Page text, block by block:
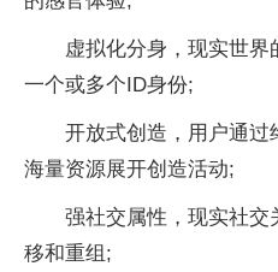
虚拟化分身，现实世
一个或多个ID身份;
开放式创造，用户通过
海量资源展开创造活动;
强社交属性，现实社
移和重组;